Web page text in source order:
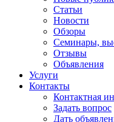
Статьи
Новости
Обзоры
Семинары,
Отзывы
Объявления
Услуги
Контакты
Контактная
Задать вопрос
Дать